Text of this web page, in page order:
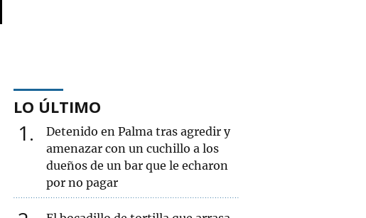
LO ÚLTIMO
1
Detenido en Palma tras agredir y
amenazar con un cuchillo a los
dueños de un bar que le echaron
por no pagar